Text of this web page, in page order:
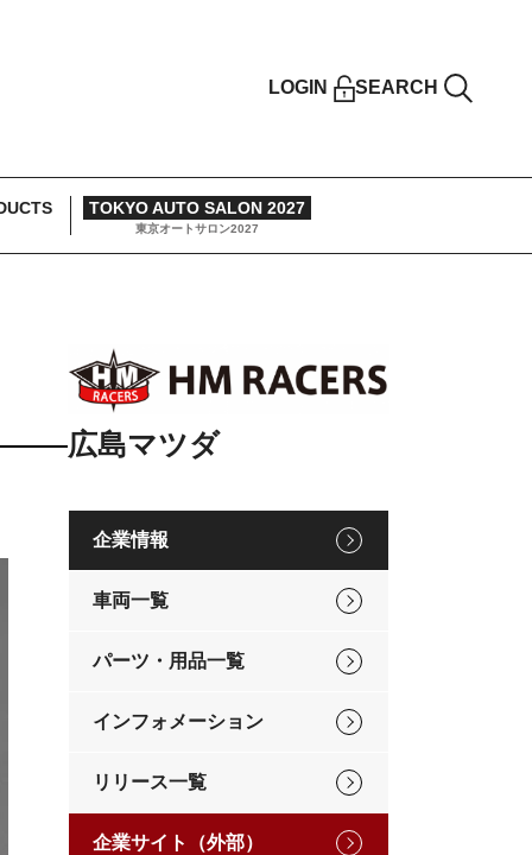
LOGIN SEARCH
TOKYO AUTO SALON 2027
東京オートサロン2027
広島マツダ
企業情報
車両一覧
パーツ・用品一覧
インフォメーション
リリース一覧
企業サイト（外部）